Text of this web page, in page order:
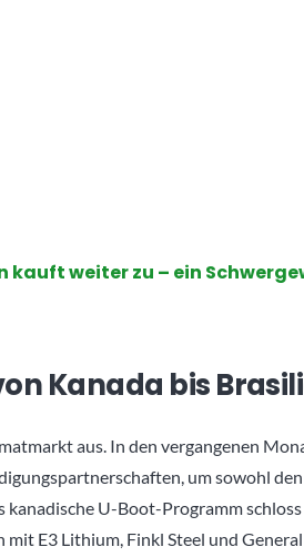
kauft weiter zu – ein
Kanada bis
aus. In den vergangenen
um sowohl
U-Boot-Programm
E3 Lithium, Finkl Steel und